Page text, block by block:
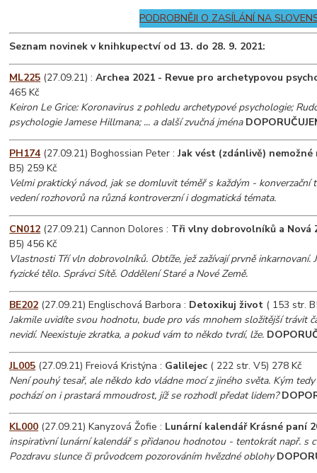
PODROBNĚJI O ZASÍLÁNÍ NA
Seznam novinek v knihkupectví od 13. do 28. 9. 2021:
ML225 (27.09.21) :Archea 2021 - Revue pro archetypovou
465 Kč
Keiron Le Grice: Koronavirus z pohledu archetypové psychologie;
psychologie Jamese Hillmana; ... a další zvučná jména
PH174 (27.09.21) Boghossian Peter :Jak vést (zdánlivě)
B5) 259 Kč
Velmi praktický návod, jak se domluvit téměř s každým - konverzační
vedení rozhovorů na různá kontroverzní i dogmatická témata.
CN012 (27.09.21) Cannon Dolores : Tři vlny dobrovolníků a Nová
B5) 456 Kč
Vlastnosti Tří vln dobrovolníků. Obtíže, jež zažívají prvně inkarnovaní.
fyzické tělo. Správci Sítě. Oddělení Staré a Nové Země.
BE202 (27.09.21) Englischová Barbora : Detoxikuj život ( 153 str.
Jakmile uvidíte svou hodnotu, bude pro vás mnohem složitější trávit
nevidí. Neexistuje zkratka, a pokud vám to někdo tvrdí, lže.
JL005 (27.09.21) Freiová Kristýna : Galilejec ( 222 str. V5) 278 Kč
Není pouhý tesař, ale někdo kdo vládne mocí z jiného světa. Kým tedy
pochází on i prastará mmoudrost, jíž se rozhodl předat lidem?
KL000 (27.09.21) Kanyzová Žofie : Lunární kalendář Krásné paní
inspirativní lunární kalendář s přidanou hodnotou - tentokrát např. s
Pozdravu slunce či průvodcem pozorováním hvězdné oblohy